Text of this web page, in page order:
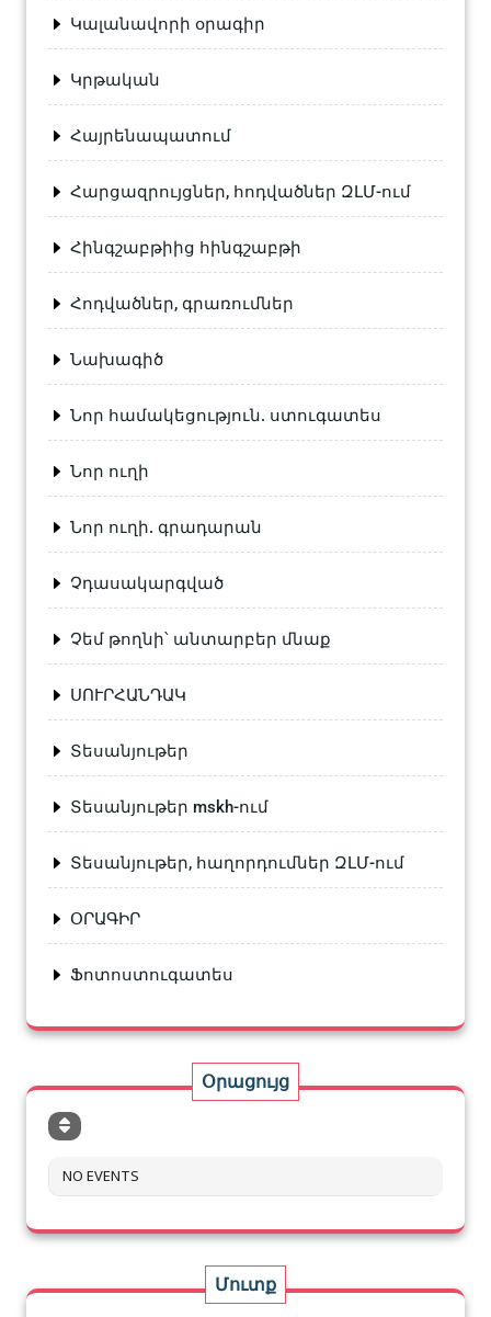
Կալանավորի օրագիր
Կրթական
Հայրենապատում
Հարցազրույցներ, հոդվածներ ԶԼՄ-ում
Հինգշաբթիից հինգշաբթի
Հոդվածներ, գրառումներ
Նախագիծ
Նոր համակեցություն. ստուգատես
Նոր ուղի
Նոր ուղի. գրադարան
Չդասակարգված
Չեմ թողնի՝ անտարբեր մնաք
ՍՈՒՐՀԱՆԴԱԿ
Տեսանյութեր
Տեսանյութեր mskh-ում
Տեսանյութեր, հաղորդումներ ԶԼՄ-ում
ՕՐԱԳԻՐ
Ֆոտոստուգատես
Օրացույց
NO EVENTS
Մուտք